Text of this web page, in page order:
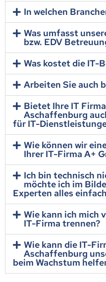
In welchen
Was umfasst
bzw. EDV
Was kostet die IT-
Arbeiten Sie auch
Bietet Ihre IT
Aschaffenburg
für IT-
Wie können wir
Ihrer IT-Firma A+
Ich bin technisch
möchte ich im
Experten alles
Wie kann ich mich
IT-Firma trennen?
Wie kann die IT-
Aschaffenburg
beim Wachstum